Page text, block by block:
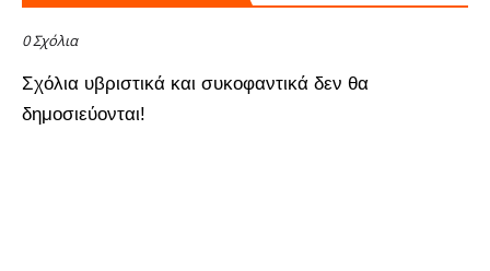
0 Σχόλια
Σχόλια υβριστικά και συκοφαντικά δεν θα
δημοσιεύονται!